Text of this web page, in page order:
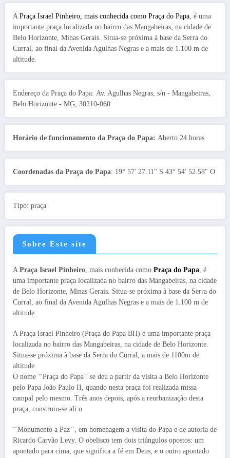
A Praça Israel Pinheiro, mais conhecida como Praça do Papa , é uma
importante praça localizada no bairro das Mangabeiras, na cidade de
Belo Horizonte, Minas Gerais. Situa-se próxima à base da Serra do
Curral, ao final da Avenida Agulhas Negras e a mais de 1.100 m de
altitude.
Endereço da Praça do Papa: Av. Agulhas Negras, s/n - Mangabeiras,
Belo Horizonte - MG, 30210-060
Horário de funcionamento da Praça do Papa: Aberto 24 horas
Coordenadas da Praça do Papa: 19° 57' 27.11" S 43° 54' 52.58" O
Tipo: praça
Sobre Este site
A Praça Israel Pinheiro , mais conhecida como Praça do Papa , é
uma importante praça localizada no bairro das Mangabeiras, na cidade
de Belo Horizonte, Minas Gerais. Situa-se próxima à base da Serra do
Curral, ao final da Avenida Agulhas Negras e a mais de 1.100 m de
altitude.
A Praça Israel Pinheiro (Praça do Papa BH) é uma importante praça
localizada no bairro das Mangabeiras, na cidade de Belo Horizonte.
Situa-se próxima à base da Serra do Curral, a mais de 1100m de
altitude.
O nome ‘‘Praça do Papa’’ se deu a partir da visita a Belo Horizonte
pelo Papa João Paulo II, quando nesta praça foi realizada missa
campal pelo mesmo. Três anos depois, após a reurbanização desta
praça, construiu-se ali o
‘‘Monumento a Paz’’, em homenagem a visita do Papa e de autoria de
Ricardo Carvão Levy. O obelisco tem dois triângulos opostos: um
apontado para cima, que significa a fé em Deus, e o outro apontado